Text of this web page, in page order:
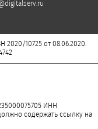
10725 от 08.06.2020.
ИНН
содержать ссылку на